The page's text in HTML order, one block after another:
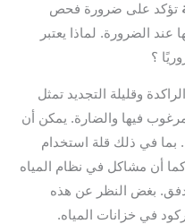
تؤكد على ضرورة فحص
عند الضرورة. لماذا يعتبر
؟
وقليلة التجديد تمثل
فيها والضارة. يمكن أن
بما في ذلك قلة استخدام
كما أن مشاكل في نظام المياه
بغض النظر عن هذه
في خزانات المياه.